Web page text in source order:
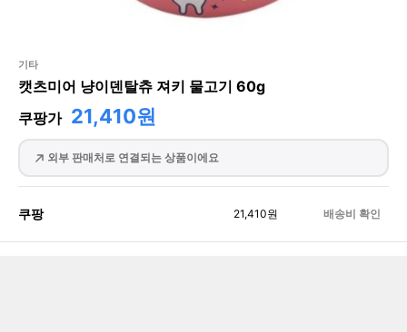
기타
캣츠미어 냥이덴탈츄 져키 물고기 60g
쿠팡가 21,410원
외부 판매처로 연결되는 상품이에요
쿠팡 21,410원 배송비 확인